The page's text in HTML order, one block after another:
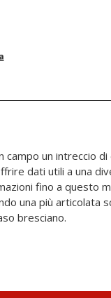
bresciano.